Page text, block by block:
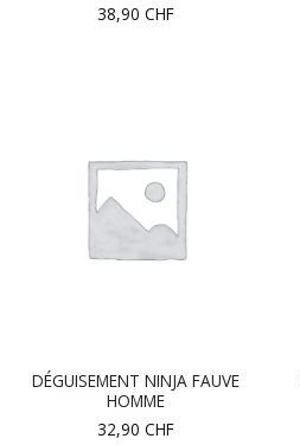
38,90 CHF
DÉGUISEMENT NINJA FAUVE
HOMME
32,90 CHF